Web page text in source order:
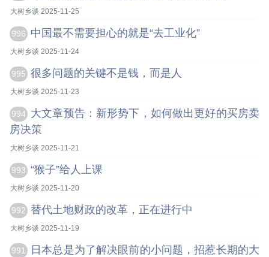
大树乡谈 2025-11-25
996 中国最不需要担心的就是“去工业化”
大树乡谈 2025-11-24
995 很多问题的关键不是钱，而是人
大树乡谈 2025-11-23
994
大文章预告：新形势下，如何做出更好的买房卖
房决策
大树乡谈 2025-11-21
993 “猴子”给人上课
大树乡谈 2025-11-20
992 替代土地财政的改革，正在进行中
大树乡谈 2025-11-19
991
日本总是为了解决眼前的小问题，招惹长期的大